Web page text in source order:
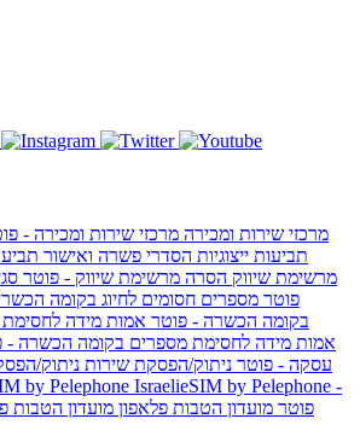
מרכזי שירות ומכירה מרכזי שירות ומכירה -
תביעות ייצוגיות הסדרי פשרה ואישור
מרשימת שיווק הסרה מרשימת שיווק - פוטר
פוטר מספרים חסומים לחיוג בקומה
בקומה הכשרה - פוטר אמות מידה
אמות מידה לחסימת מספרים בקומה הכשרה -
עסקה - פוטר ניתוק/הפסקת שירות ניתוק/
by Pelephone IsraelieSIM by Pelephone -
פוטר מועדון הטבות פלאפון מועדון הטבות